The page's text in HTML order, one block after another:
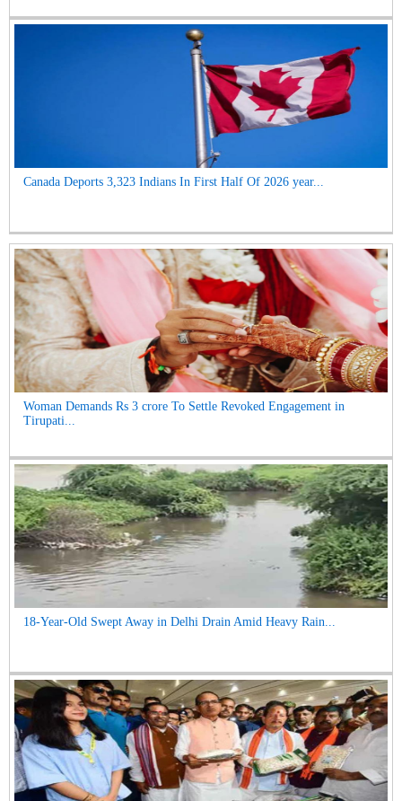
Canada Deports 3,323 Indians In First Half Of 2026 year...
Woman Demands Rs 3 crore To Settle Revoked Engagement in
Tirupati...
18-Year-Old Swept Away in Delhi Drain Amid Heavy Rain...